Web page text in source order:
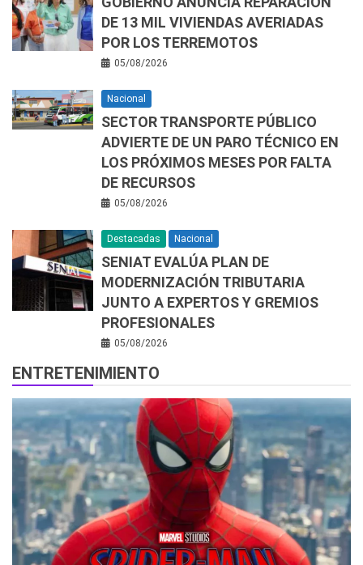
DE 13 MIL VIVIENDAS AVERIADAS
POR LOS TERREMOTOS
05/08/2026
Nacional
SECTOR TRANSPORTE PÚBLICO
ADVIERTE DE UN PARO TÉCNICO EN
LOS PRÓXIMOS MESES POR FALTA
DE RECURSOS
05/08/2026
Destacadas Nacional
SENIAT EVALÚA PLAN DE
MODERNIZACIÓN TRIBUTARIA
JUNTO A EXPERTOS Y GREMIOS
PROFESIONALES
05/08/2026
ENTRETENIMIENTO